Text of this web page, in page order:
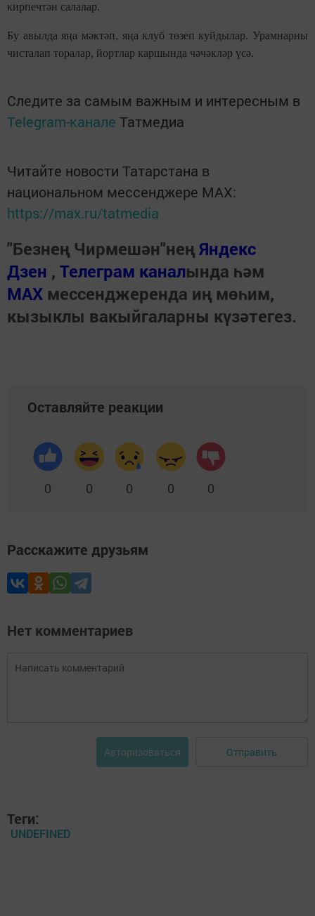
кирпечтән салалар.
Бу авылда яңа мәктәп, яңа клуб төзеп куйдылар. Урамнарны
чисталап торалар, йортлар каршында чәчәкләр үсә.
Следите за самым важным и интересным в
Telegram-канале Татмедиа
Читайте новости Татарстана в
национальном мессенджере MАХ:
https://max.ru/tatmedia
"Безнең Чирмешән"неңЯндекс
Дзен , Телеграм каналында һәм
МАХ мессенджеренда иң мөһим,
кызыклы вакыйгаларны күзәтегез.
Оставляйте реакции
0 0 0 0 0
Расскажите друзьям
Нет комментариев
Авторизоваться Отправить
Теги:
UNDEFINED